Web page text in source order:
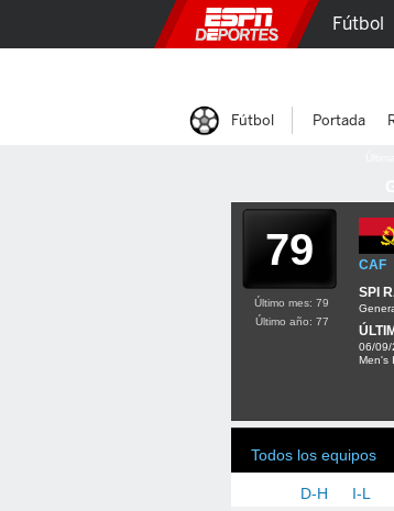
79
CAF
SPI
06/09/
Men's
Último mes: 79
Último año: 77
Todos los equipos
D-H I-L
Fútbol
Fútbol Portada